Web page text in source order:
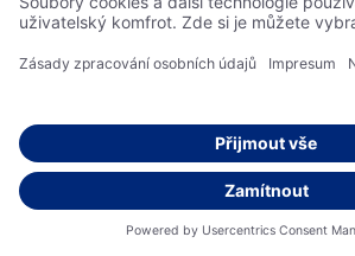
Směrnice pro umělou inteligenci
© 2026 dm drogerie markt s.r.o.